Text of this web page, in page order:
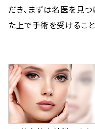
だき、まずは名医を見
た上で手術を受けること